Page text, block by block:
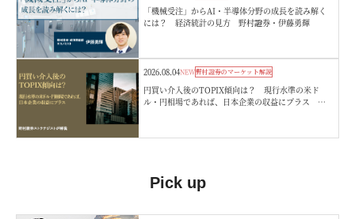
「機械受注」からAI・半導体分野の成長を読み解く
には？ 経済統計の見方 野村證券・伊藤勇輝
2026.08.04NEW野村證券のマーケット解説
円買い介入後のTOPIX傾向は？ 現行水準の米ド
ル・円相場であれば、日本企業の収益にプラス 野
Pick up